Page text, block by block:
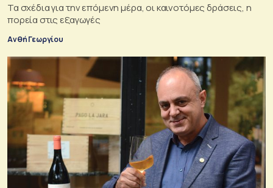
Τα σχέδια για την επόμενη μέρα, οι καινοτόμες δράσεις, η
πορεία στις εξαγωγές
Ανθή Γεωργίου